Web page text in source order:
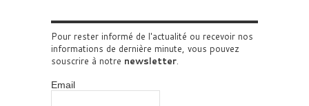
Pour rester informé de l'actualité ou recevoir nos
informations de dernière minute, vous pouvez
souscrire à notre newsletter.
Email